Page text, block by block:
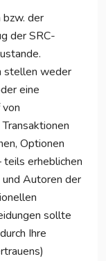
der
der SRC-
stellen weder
eine
Optionen
erheblichen
Autoren der
sollte
Ihre